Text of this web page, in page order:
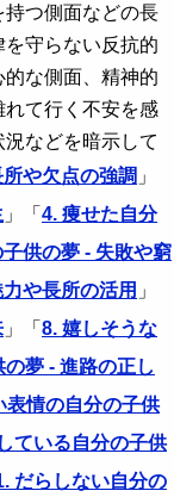
つ側面などの長
守らない反抗的
な側面、精神的
て行く不安を感
などを暗示して
や欠点の強調 」
」「 4. 痩せた自分
供の夢 - 失敗や窮
や長所の活用 」
」「 8. 嬉しそうな
夢 - 進路の正し
表情の自分の子供
ている自分の子供
だらしない自分の